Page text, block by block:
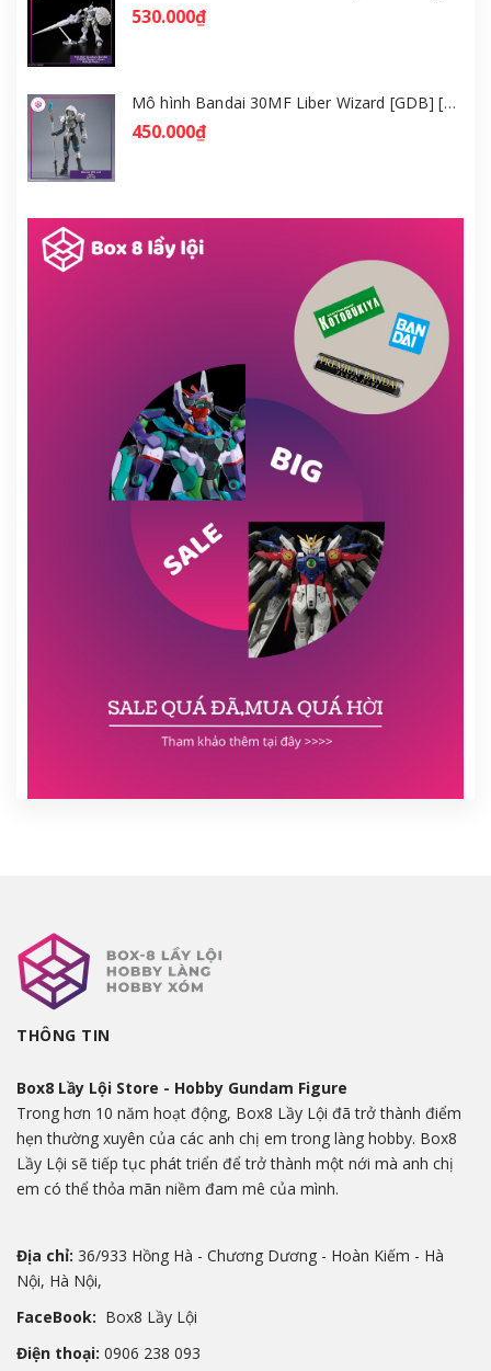
530.000₫
Mô hình Bandai 30MF Liber Wizard [GDB] [30MF]
450.000₫
THÔNG TIN
Box8 Lầy Lội Store - Hobby Gundam Figure
Trong hơn 10 năm hoạt động, Box8 Lầy Lội đã trở thành điểm
hẹn thường xuyên của các anh chị em trong làng hobby. Box8
Lầy Lội sẽ tiếp tục phát triển để trở thành một nới mà anh chị
em có thể thỏa mãn niềm đam mê của mình.
Địa chỉ: 36/933 Hồng Hà - Chương Dương - Hoàn Kiếm - Hà
Nội, Hà Nội,
FaceBook: Box8 Lầy Lội
Điện thoại: 0906 238 093